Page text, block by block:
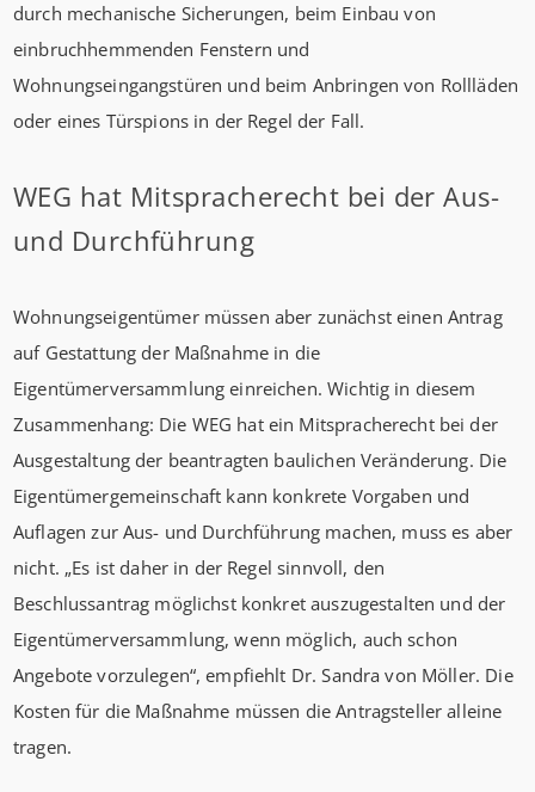
durch mechanische Sicherungen, beim Einbau von
einbruchhemmenden Fenstern und
Wohnungseingangstüren und beim Anbringen von Rollläden
oder eines Türspions in der Regel der Fall.
WEG hat Mitspracherecht bei der Aus-
und Durchführung
Wohnungseigentümer müssen aber zunächst einen Antrag
auf Gestattung der Maßnahme in die
Eigentümerversammlung einreichen. Wichtig in diesem
Zusammenhang: Die WEG hat ein Mitspracherecht bei der
Ausgestaltung der beantragten baulichen Veränderung. Die
Eigentümergemeinschaft kann konkrete Vorgaben und
Auflagen zur Aus- und Durchführung machen, muss es aber
nicht. „Es ist daher in der Regel sinnvoll, den
Beschlussantrag möglichst konkret auszugestalten und der
Eigentümerversammlung, wenn möglich, auch schon
Angebote vorzulegen“, empfiehlt Dr. Sandra von Möller. Die
Kosten für die Maßnahme müssen die Antragsteller alleine
tragen.